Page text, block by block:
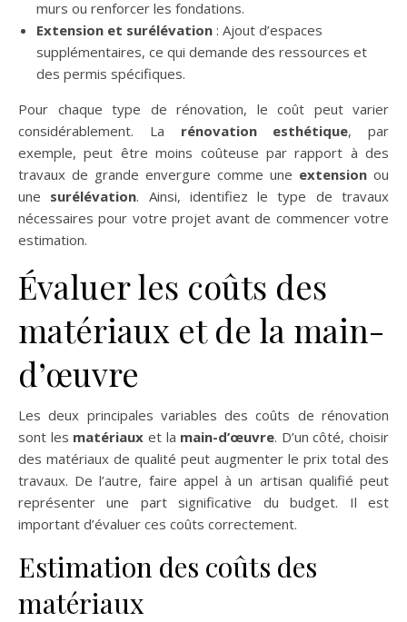
murs ou renforcer les fondations.
Extension et surélévation : Ajout d’espaces
supplémentaires, ce qui demande des ressources et
des permis spécifiques.
Pour chaque type de rénovation, le coût peut varier
considérablement. La rénovation esthétique, par
exemple, peut être moins coûteuse par rapport à des
travaux de grande envergure comme une extension ou
une surélévation. Ainsi, identifiez le type de travaux
nécessaires pour votre projet avant de commencer votre
estimation.
Évaluer les coûts des
matériaux et de la main-
d’œuvre
Les deux principales variables des coûts de rénovation
sont les matériaux et la main-d’œuvre. D’un côté, choisir
des matériaux de qualité peut augmenter le prix total des
travaux. De l’autre, faire appel à un artisan qualifié peut
représenter une part significative du budget. Il est
important d’évaluer ces coûts correctement.
Estimation des coûts des
matériaux